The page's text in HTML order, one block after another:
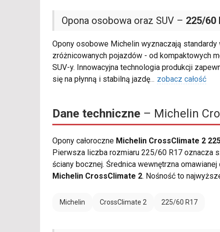
Opona osobowa oraz SUV – 225/60
Opony osobowe Michelin wyznaczają
zróżnicowanych pojazdów - od kompaktowych
SUV-y. Innowacyjna technologia produkcji
się na płynną i stabilną jazdę... zobacz całość
Dane techniczne – Michelin
Opony całoroczne Michelin CrossClimate 2
Pierwsza liczba rozmiaru 225/60 R17 oznacza
ściany bocznej. Średnica wewnętrzna
Michelin CrossClimate 2. Nośność to
Michelin CrossClimate 2 225/60 R17